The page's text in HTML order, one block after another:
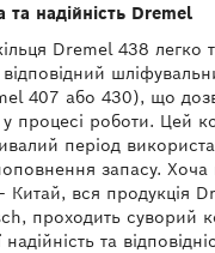
та надійність Dremel
Dremel 438 легко
відповідний
407 або 430), що
у процесі роботи. Цей
період
запасу. Хоча
Китай, вся продукція
проходить суворий
надійність та